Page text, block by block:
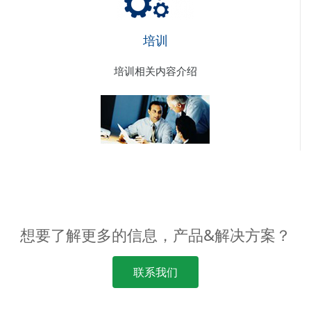
培训
培训相关内容介绍
想要了解更多的信息，产品&解决方案？
联系我们